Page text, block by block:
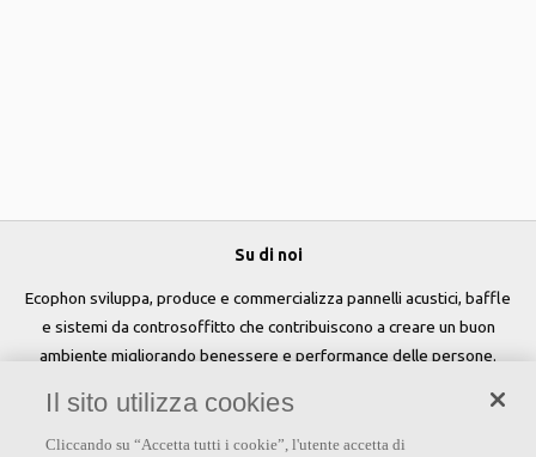
Su di noi
Ecophon sviluppa, produce e commercializza pannelli acustici, baffle
e sistemi da controsoffitto che contribuiscono a creare un buon
ambiente migliorando benessere e performance delle persone.
Seguici
Il sito utilizza cookies
Cliccando su “Accetta tutti i cookie”, l'utente accetta di